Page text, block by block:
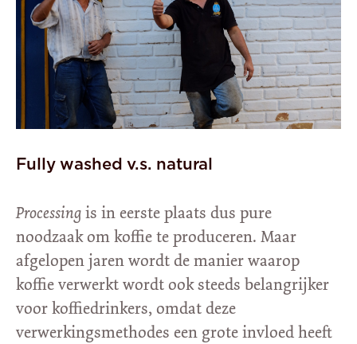
Fully washed v.s. natural
Processingis in eerste plaats dus pure
noodzaak om koffie te produceren. Maar
afgelopen jaren wordt de manier waarop
koffie verwerkt wordt ook steeds belangrijker
voor koffiedrinkers, omdat deze
verwerkingsmethodes een grote invloed heeft